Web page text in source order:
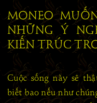
MONEO
NHỮNG Ý
KIẾN TRÚC
Cuộc sống này sẽ
biết bao nếu như